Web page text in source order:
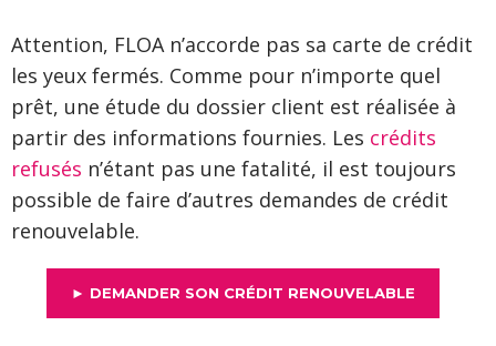
Attention, FLOA n’accorde pas sa carte de crédit
les yeux fermés. Comme pour n’importe quel
prêt, une étude du dossier client est réalisée à
partir des informations fournies. Les crédits
refusés n’étant pas une fatalité, il est toujours
possible de faire d’autres demandes de crédit
renouvelable.
► DEMANDER SON CRÉDIT RENOUVELABLE